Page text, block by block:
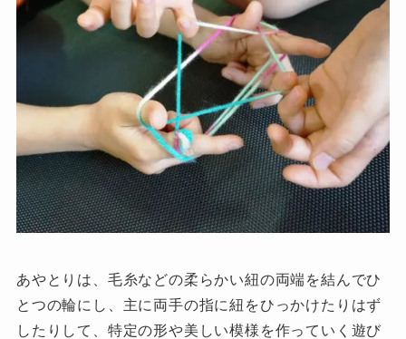
あやとりは、毛糸などの柔らかい紐の両端を結んでひ
とつの輪にし、主に両手の指に紐をひっかけたりはず
したりして、特定の形や美しい模様を作っていく遊び